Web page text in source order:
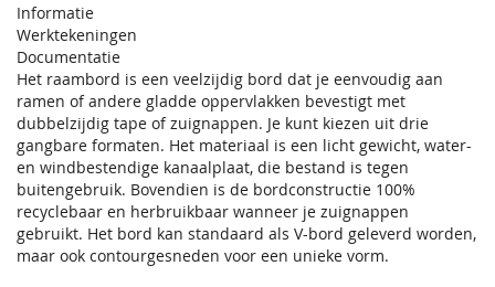
Informatie
Werktekeningen
Documentatie
Het raambord is een veelzijdig bord dat je eenvoudig aan
ramen of andere gladde oppervlakken bevestigt met
dubbelzijdig tape of zuignappen. Je kunt kiezen uit drie
gangbare formaten. Het materiaal is een licht gewicht, water-
en windbestendige kanaalplaat, die bestand is tegen
buitengebruik. Bovendien is de bordconstructie 100%
recyclebaar en herbruikbaar wanneer je zuignappen
gebruikt. Het bord kan standaard als V-bord geleverd worden,
maar ook contourgesneden voor een unieke vorm.